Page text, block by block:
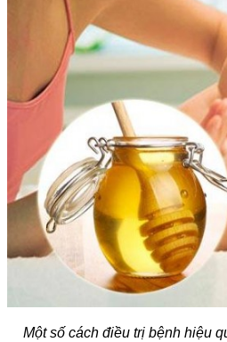
Một số cách điều trị bệnh hiệu